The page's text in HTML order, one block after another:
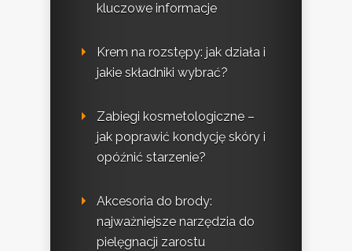
kluczowe informacje
Krem na rozstępy: jak działa i
jakie składniki wybrać?
Zabiegi kosmetologiczne –
jak poprawić kondycję skóry i
opóźnić starzenie?
Akcesoria do brody:
najważniejsze narzędzia do
pielęgnacji zarostu